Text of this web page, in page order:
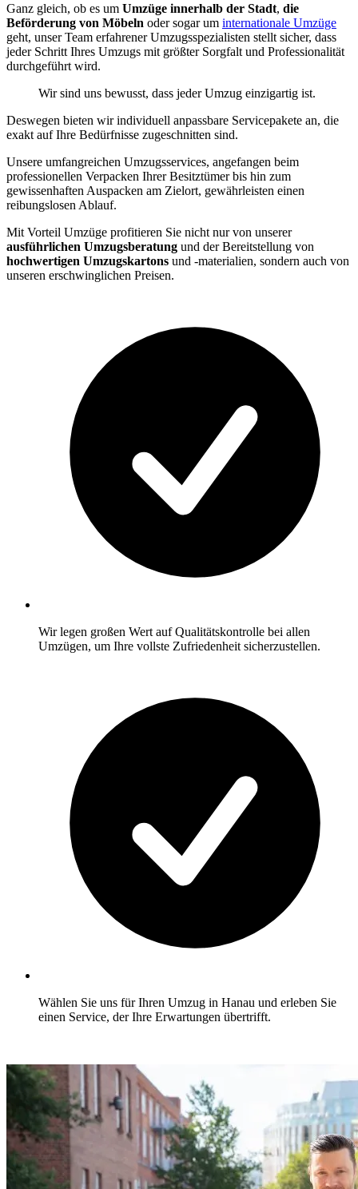
Ganz gleich, ob es um Umzüge innerhalb der Stadt, die
Beförderung von Möbeln oder sogar um internationale Umzüge
geht, unser Team erfahrener Umzugsspezialisten stellt sicher, dass
jeder Schritt Ihres Umzugs mit größter Sorgfalt und Professionalität
durchgeführt wird.
Wir sind uns bewusst, dass jeder Umzug einzigartig ist.
Deswegen bieten wir individuell anpassbare Servicepakete an, die
exakt auf Ihre Bedürfnisse zugeschnitten sind.
Unsere umfangreichen Umzugsservices, angefangen beim
professionellen Verpacken Ihrer Besitztümer bis hin zum
gewissenhaften Auspacken am Zielort, gewährleisten einen
reibungslosen Ablauf.
Mit Vorteil Umzüge profitieren Sie nicht nur von unserer
ausführlichen Umzugsberatung und der Bereitstellung von
hochwertigen Umzugskartons und -materialien, sondern auch von
unseren erschwinglichen Preisen.
Wir legen großen Wert auf Qualitätskontrolle bei allen
Umzügen, um Ihre vollste Zufriedenheit sicherzustellen.
Wählen Sie uns für Ihren Umzug in Hanau und erleben Sie
einen Service, der Ihre Erwartungen übertrifft.